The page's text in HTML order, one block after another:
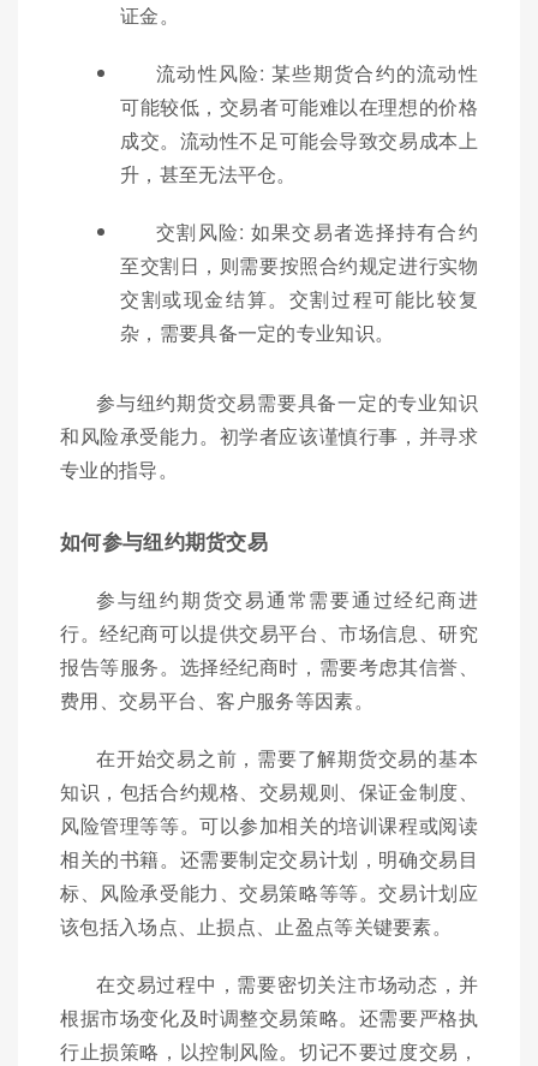
证金。
流动性风险: 某些期货合约的流动性
可能较低，交易者可能难以在理想的价格
成交。流动性不足可能会导致交易成本上
升，甚至无法平仓。
交割风险: 如果交易者选择持有合约
至交割日，则需要按照合约规定进行实物
交割或现金结算。交割过程可能比较复
杂，需要具备一定的专业知识。
参与纽约期货交易需要具备一定的专业知识
和风险承受能力。初学者应该谨慎行事，并寻求
专业的指导。
如何参与纽约期货交易
参与纽约期货交易通常需要通过经纪商进
行。经纪商可以提供交易平台、市场信息、研究
报告等服务。选择经纪商时，需要考虑其信誉、
费用、交易平台、客户服务等因素。
在开始交易之前，需要了解期货交易的基本
知识，包括合约规格、交易规则、保证金制度、
风险管理等等。可以参加相关的培训课程或阅读
相关的书籍。还需要制定交易计划，明确交易目
标、风险承受能力、交易策略等等。交易计划应
该包括入场点、止损点、止盈点等关键要素。
在交易过程中，需要密切关注市场动态，并
根据市场变化及时调整交易策略。还需要严格执
行止损策略，以控制风险。切记不要过度交易，